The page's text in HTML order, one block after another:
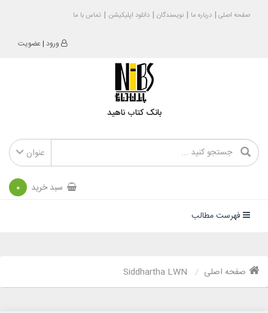
صفحه اصلی درباره ما نویسندگان دانلود اپلیکیشن تماس با ما
ورود |عضویت
بانک کتاب ناهید
عنوان
سبد خرید 0
فهرست مطالب
صفحه اصلی